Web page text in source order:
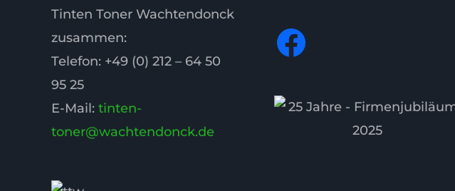
Tinten Toner Wachtendonck
zusammen:
Telefon: +49 (0) 212 – 64 50
95 25
E-Mail: tinten-
toner@wachtendonck.de
Facebook